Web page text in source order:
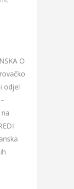
O
odjel